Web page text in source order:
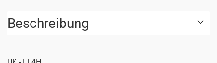
Beschreibung